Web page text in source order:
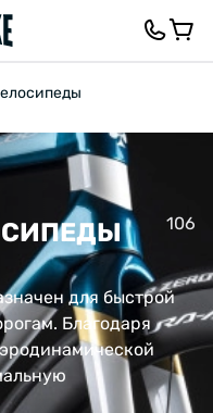
106
для быстрой
Благодаря